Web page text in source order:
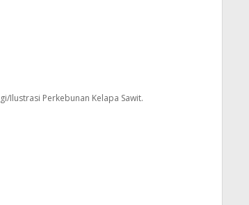
Ilustrasi Perkebunan Kelapa Sawit.